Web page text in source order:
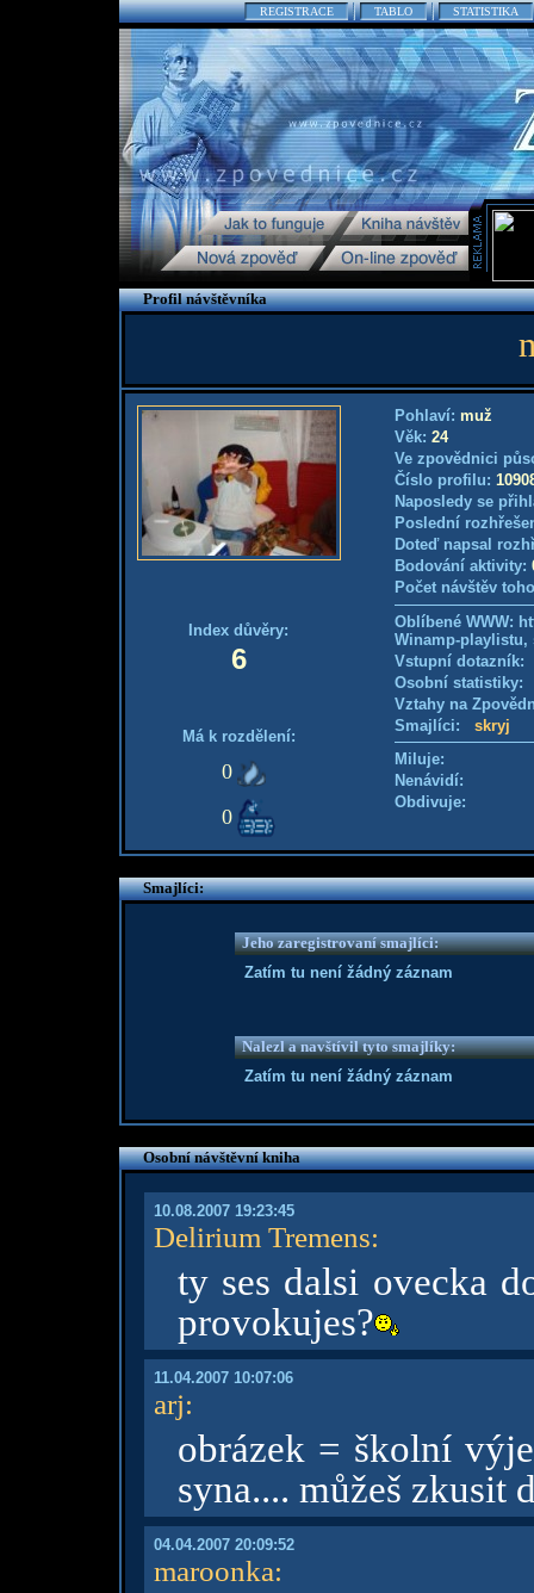
REGISTRACE TABLO STATISTIKA
Profil návštěvníka
Index důvěry:
6
Má k rozdělení:
0
0
Pohlaví: muž
Věk: 24
Ve zpovědnici
Číslo profilu:
Naposledy se
Poslední
Doteď napsal
Bodování aktivity:
Počet návštěv
Oblíbené WWW:
Winamp-playlistu,
Vstupní
Osobní
Vztahy na
Smajlíci: skryj
Miluje:
Nenávidí:
Obdivuje:
Smajlíci:
Jeho zaregistrovaní smajlíci:
Zatím tu není žádný záznam
Nalezl a navštívil tyto smajlíky:
Zatím tu není žádný záznam
Osobní návštěvní kniha
10.08.2007 19:23:45
Delirium Tremens:
ty ses dalsi ovecka
provokujes?
11.04.2007 10:07:06
arj:
obrázek = školní
syna.... můžeš zkusit
04.04.2007 20:09:52
maroonka: